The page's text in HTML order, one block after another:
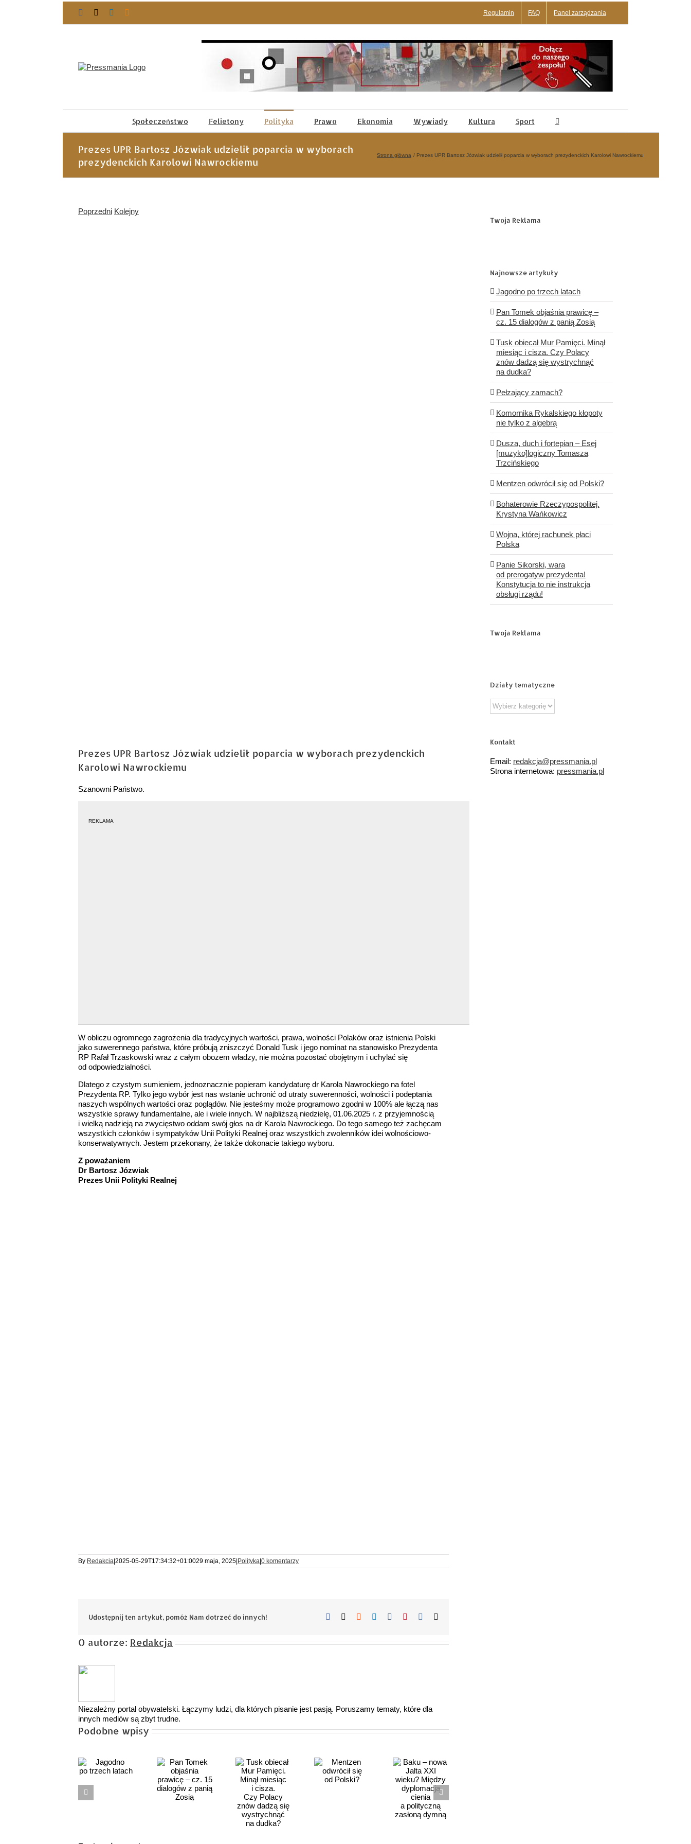
Facebook LinkedIn Regulamin FAQ Panel zarządzania
Społeczeństwo Felietony Polityka Prawo Ekonomia Wywiady Kultura Sport
Prezes UPR Bartosz Józwiak udzielił poparcia w wyborach
prezydenckich Karolowi Nawrockiemu
Strona główna Prezes UPR Bartosz Józwiak udzielił poparcia w wyborach prezydenckich Karolowi Nawrockiemu
Poprzedni Kolejny
Prezes UPR Bartosz Józwiak udzielił poparcia w wyborach prezydenckich
Karolowi Nawrockiemu
Szanowni Państwo.
REKLAMA
W obliczu ogromnego zagrożenia dla tradycyjnych wartości, prawa, wolności Polaków oraz istnienia Polski
jako suwerennego państwa, które próbują zniszczyć Donald Tusk i jego nominat na stanowisko Prezydenta
RP Rafał Trzaskowski wraz z całym obozem władzy, nie można pozostać obojętnym i uchylać się
od odpowiedzialności.
Dlatego z czystym sumieniem, jednoznacznie popieram kandydaturę dr Karola Nawrockiego na fotel
Prezydenta RP. Tylko jego wybór jest nas wstanie uchronić od utraty suwerenności, wolności i podeptania
naszych wspólnych wartości oraz poglądów. Nie jesteśmy może programowo zgodni w 100% ale łączą nas
wszystkie sprawy fundamentalne, ale i wiele innych. W najbliższą niedzielę, 01.06.2025 r. z przyjemnością
i wielką nadzieją na zwycięstwo oddam swój głos na dr Karola Nawrockiego. Do tego samego też zachęcam
wszystkich członków i sympatyków Unii Polityki Realnej oraz wszystkich zwolenników idei wolnościowo-
konserwatywnych. Jestem przekonany, że także dokonacie takiego wyboru.
Z poważaniem
Dr Bartosz Józwiak
Prezes Unii Polityki Realnej
By Redakcja 2025-05-29T17:34:32+01:0029 maja, 2025 Polityka 0 komentarzy
Udostępnij ten artykuł, pomóż Nam dotrzeć do innych! Facebook Reddit LinkedIn
TumblrPinterest
O autorze: Redakcja
Niezależny portal obywatelski. Łączymy ludzi, dla których pisanie jest pasją. Poruszamy tematy, które dla
innych mediów są zbyt trudne.
Podobne wpisy
Pan Tomek
Tusk
obiecał Mur
Pamięci.
Minął
Mentzen
odwrócił
się
od Polski?
Baku –
nowa Jalta
Twoja Reklama
Najnowsze artykuły
Jagodno po trzech latach
Pan Tomek objaśnia prawicę –
cz. 15 dialogów z panią Zosią
Tusk obiecał Mur Pamięci. Minął
miesiąc i cisza. Czy Polacy
znów dadzą się wystrychnąć
na dudka?
Pełzający zamach?
Komornika Rykalskiego kłopoty
nie tylko z algebrą
Dusza, duch i fortepian – Esej
[muzyko]logiczny Tomasza
Trzcińskiego
Mentzen odwrócił się od Polski?
Bohaterowie Rzeczypospolitej.
Krystyna Wańkowicz
Wojna, której rachunek płaci
Polska
Panie Sikorski, wara
od prerogatyw prezydenta!
Konstytucja to nie instrukcja
obsługi rządu!
Twoja Reklama
Działy tematyczne
Działy
tematyczne
Kontakt
Email: redakcja@pressmania.pl
Strona internetowa: pressmania.pl